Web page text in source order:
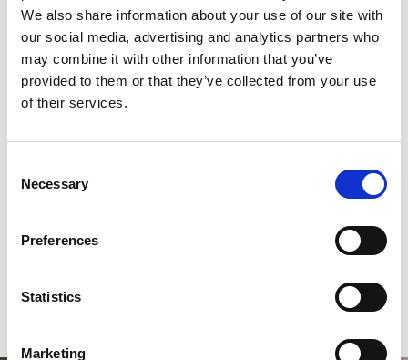
We also share information about your use of our site with
our social media, advertising and analytics partners who
may combine it with other information that you’ve
provided to them or that they’ve collected from your use
of their services.
Selection
Necessary
Preferences
Statistics
Marketing
machine. Om te voorkomen dat de machine lucht
aanzuigt in plaats van water, is het verstandig om
het filter voor het plaatsen even kort onder water te
houden om zo alle lucht te verwijderen.